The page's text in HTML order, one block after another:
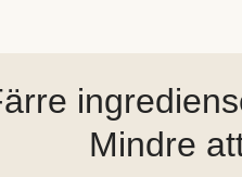
Mindre